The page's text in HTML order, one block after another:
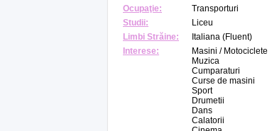
Ocupaţie:
Transporturi
Studii:
Liceu
Limbi Străine:
Italiana (Fluent)
Interese:
Masini / Motociclete
Muzica
Cumparaturi
Curse de masini
Sport
Drumetii
Dans
Calatorii